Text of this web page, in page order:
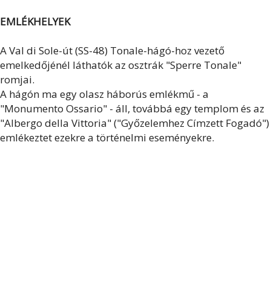
EMLÉKHELYEK
A Val di Sole-út (SS-48) Tonale-hágó-hoz vezető
emelkedőjénél láthatók az osztrák "Sperre Tonale"
romjai.
A hágón ma egy olasz háborús emlékmű - a
"Monumento Ossario" - áll, továbbá egy templom és az
"Albergo della Vittoria" ("Győzelemhez Címzett Fogadó")
emlékeztet ezekre a történelmi eseményekre.